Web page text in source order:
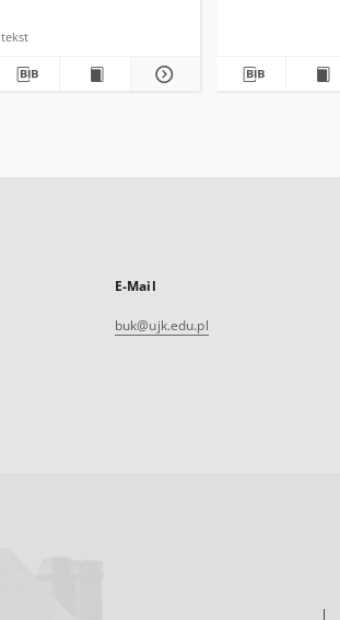
tekst
E-Mail
buk@ujk.edu.pl